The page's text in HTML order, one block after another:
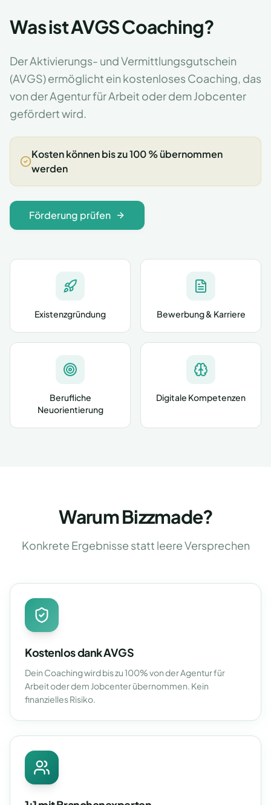
Was ist AVGS Coaching?
Der Aktivierungs- und Vermittlungsgutschein
(AVGS) ermöglicht ein kostenloses Coaching, das
von der Agentur für Arbeit oder dem Jobcenter
gefördert wird.
Kosten können bis zu 100 % übernommen
werden
Förderung prüfen
Existenzgründung Bewerbung & Karriere
Berufliche
Neuorientierung
Digitale Kompetenzen
Warum Bizzmade?
Konkrete Ergebnisse statt leere Versprechen
Kostenlos dank AVGS
Dein Coaching wird bis zu 100% von der Agentur für
Arbeit oder dem Jobcenter übernommen. Kein
finanzielles Risiko.